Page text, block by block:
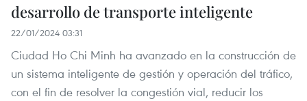
desarrollo de transporte inteligente
22/01/2024 03:31
Ciudad Ho Chi Minh ha avanzado en la construcción de
un sistema inteligente de gestión y operación del tráfico,
con el fin de resolver la congestión vial, reducir los